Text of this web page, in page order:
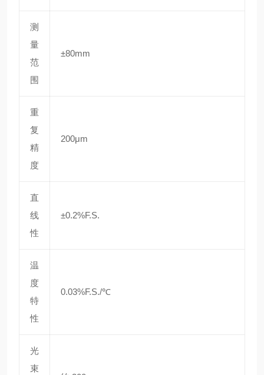
测
量
范
围
±80mm
重
复
精
度
200μm
直
线
性
±0.2%F.S.
温
度
特
性
0.03%F.S./℃
光
束